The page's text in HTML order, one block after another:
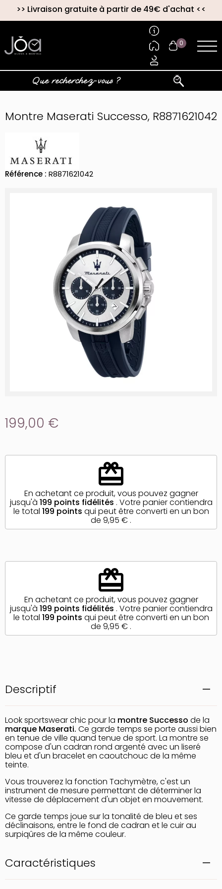
>> Livraison gratuite à partir de 49€ d'achat <<
0
Descriptif
Look sportswear chic pour la montre Successo de la
marque Maserati. Ce garde temps se porte aussi bien
en tenue de ville quand tenue de sport. La montre se
compose d'un cadran rond argenté avec un liseré
bleu et d'un bracelet en caoutchouc de la même
teinte.
Vous trouverez la fonction Tachymètre, c'est un
instrument de mesure permettant de déterminer la
vitesse de déplacement d'un objet en mouvement.
Ce garde temps joue sur la tonalité de bleu et ses
déclinaisons, entre le fond de cadran et le cuir au
surpiqûres de la même couleur.
Caractéristiques
Montre Maserati Successo, R8871621042
Référence : R8871621042
199,00 €
redeem
En achetant ce produit, vous pouvez gagner
jusqu'à 199 points fidélités . Votre panier contiendra
le total 199 points qui peut être converti en un bon
de 9,95 € .
redeem
En achetant ce produit, vous pouvez gagner
jusqu'à 199 points fidélités . Votre panier contiendra
le total 199 points qui peut être converti en un bon
de 9,95 € .